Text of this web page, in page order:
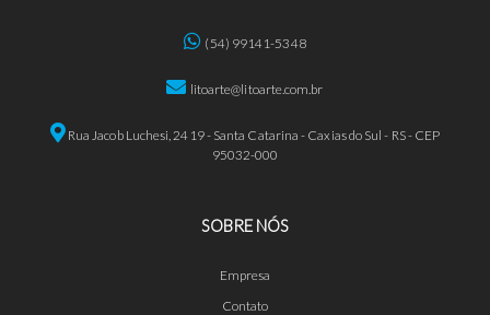
(54) 99141-5348
litoarte@litoarte.com.br
Rua Jacob Luchesi, 2419 - Santa Catarina - Caxias do Sul - RS - CEP
95032-000
SOBRE NÓS
Empresa
Contato